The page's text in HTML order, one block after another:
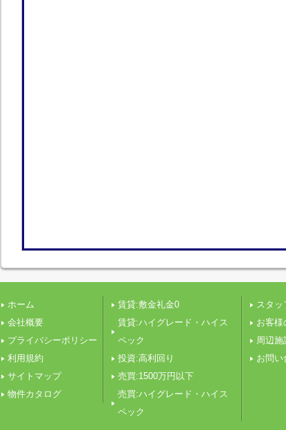
ホーム
会社概要
プライバシーポリシー
利用規約
サイトマップ
物件カタログ
賃貸:敷金礼金0
賃貸:ハイグレード・ハイス
ペック
投資:高利回り
売買:1500万円以下
売買:ハイグレード・ハイス
ペック
スタッ
お客様
周辺施
お問い